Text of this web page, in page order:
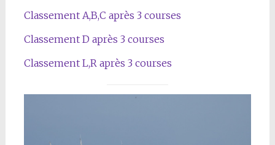
Classement A,B,C après 3 courses
Classement D après 3 courses
Classement L,R après 3 courses